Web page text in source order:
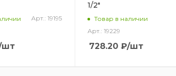
Арт.: 19195
шт
1/2"
Товар в наличии
Арт.: 19229
728.20 ₽/шт